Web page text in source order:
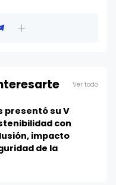
Ver todo
presentó su V
con
impacto
de la